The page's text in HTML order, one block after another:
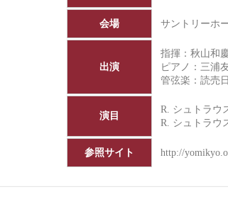
会場 サントリーホ
出演
指揮：秋山和
ピアノ：三浦
管弦楽： 読売
演目
R. シュトラウ
R. シュトラ
参照サイト http://